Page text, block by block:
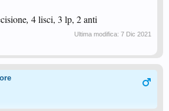
, 4 lisci, 3 lp, 2 anti
Ultima modifica: 7 Dic 2021